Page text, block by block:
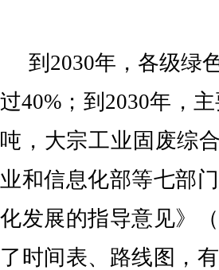
到2030年，各级绿
过40%；到2030年，
吨，大宗工业固废综
业和信息化部等七部
化发展的指导意见》
了时间表、路线图，